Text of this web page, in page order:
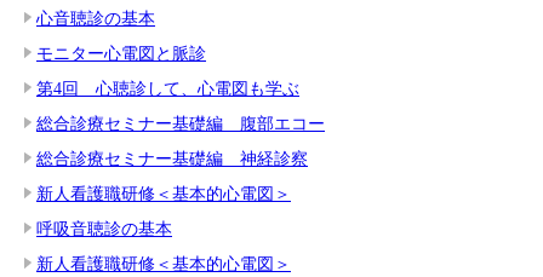
心音聴診の基本
モニター心電図と脈診
第4回 心聴診して、心電図も学ぶ
総合診療セミナー基礎編 腹部エコー
総合診療セミナー基礎編 神経診察
新人看護職研修＜基本的心電図＞
呼吸音聴診の基本
新人看護職研修＜基本的心電図＞